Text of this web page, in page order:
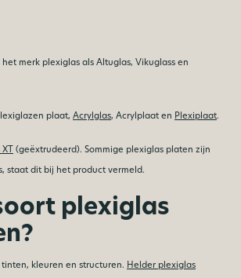
merk plexiglas als Altuglas, Vikuglass en
plaat,Acrylglas, Acrylplaat en Plexiplaat.
(geëxtrudeerd). Sommige plexiglas platen zijn
staat dit bij het product vermeld.
plexiglas
kleuren en structuren. Helder plexiglas